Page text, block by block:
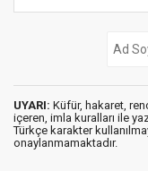
UYARI: Küfür, hakaret,
içeren, imla kuralları ile
Türkçe karakter
onaylanmamaktadır.